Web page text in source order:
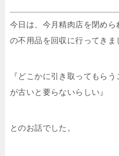
今日は、今月精肉店を閉め
の不用品を回収に行ってきま
『どこかに引き取ってもら
が古いと要らないらしい』
とのお話でした。